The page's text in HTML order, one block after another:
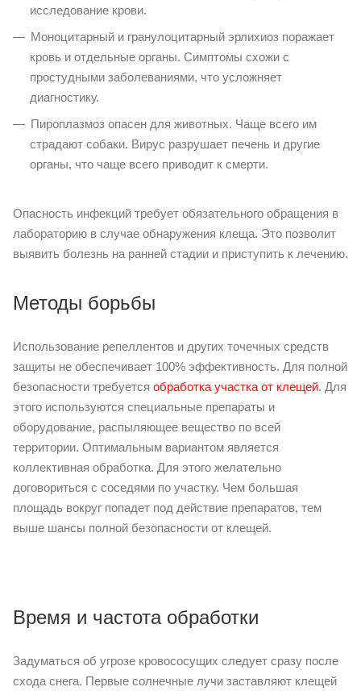
исследование крови.
Моноцитарный и гранулоцитарный эрлихиоз поражает
кровь и отдельные органы. Симптомы схожи с
простудными заболеваниями, что усложняет
диагностику.
Пироплазмоз опасен для животных. Чаще всего им
страдают собаки. Вирус разрушает печень и другие
органы, что чаще всего приводит к смерти.
Опасность инфекций требует обязательного обращения в
лабораторию в случае обнаружения клеща. Это позволит
выявить болезнь на ранней стадии и приступить к лечению.
Методы борьбы
Использование репеллентов и других точечных средств
защиты не обеспечивает 100% эффективность. Для полной
безопасности требуется обработка участка от клещей. Для
этого используются специальные препараты и
оборудование, распыляющее вещество по всей
территории. Оптимальным вариантом является
коллективная обработка. Для этого желательно
договориться с соседями по участку. Чем большая
площадь вокруг попадет под действие препаратов, тем
выше шансы полной безопасности от клещей.
Время и частота обработки
Задуматься об угрозе кровососущих следует сразу после
схода снега. Первые солнечные лучи заставляют клещей